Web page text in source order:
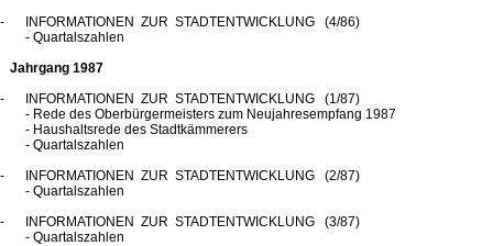
INFORMATIONEN ZUR STADTENTWICKLUNG (4/86)
- Quartalszahlen
Jahrgang 1987
INFORMATIONEN ZUR STADTENTWICKLUNG (1/87)
- Rede des Oberbürgermeisters zum Neujahresempfang 1987
- Haushaltsrede des Stadtkämmerers
- Quartalszahlen
INFORMATIONEN ZUR STADTENTWICKLUNG (2/87)
- Quartalszahlen
INFORMATIONEN ZUR STADTENTWICKLUNG (3/87)
- Quartalszahlen